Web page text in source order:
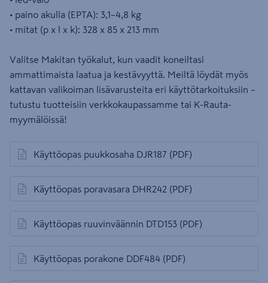
• paino akulla (EPTA): 3,1–4,8 kg
• mitat (p x l x k): 328 x 85 x 213 mm
Valitse Makitan työkalut, kun vaadit koneiltasi
ammattimaista laatua ja kestävyyttä. Meiltä löydät myös
kattavan valikoiman lisävarusteita eri käyttötarkoituksiin –
tutustu tuotteisiin verkkokaupassamme tai K-Rauta-
myymälöissä!
Käyttöopas puukkosaha DJR187 (PDF)
avautuu uuteen välilehteen
Käyttöopas poravasara DHR242 (PDF)
avautuu uuteen välilehteen
Käyttöopas ruuvinväännin DTD153 (PDF)
avautuu uuteen välilehteen
Käyttöopas porakone DDF484 (PDF)
avautuu uuteen välilehteen